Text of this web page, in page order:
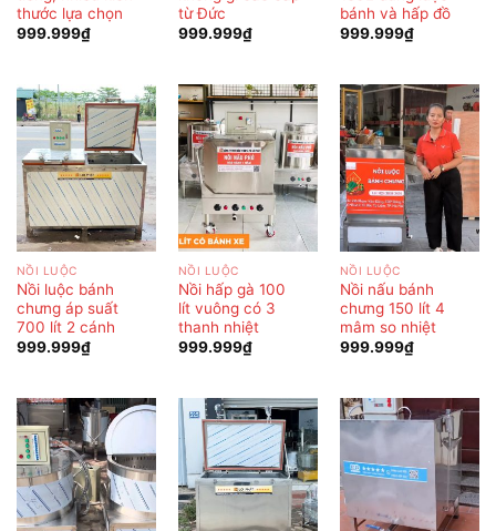
thước lựa chọn
999.999₫
từ Đức
999.999₫
bánh và hấp đồ
999.999₫
NỒI LUỘC
Nồi luộc bánh
chưng áp suất
700 lít 2 cánh
999.999₫
NỒI LUỘC
Nồi hấp gà 100
lít vuông có 3
thanh nhiệt
999.999₫
NỒI LUỘC
Nồi nấu bánh
chưng 150 lít 4
mâm so nhiệt
999.999₫